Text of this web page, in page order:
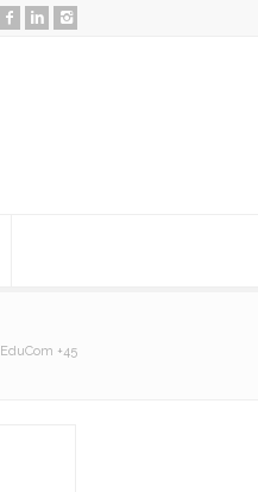
EduCom +45